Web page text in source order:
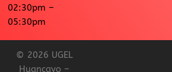
02:30pm –
05:30pm
© 2026 UGEL
Huancayo –